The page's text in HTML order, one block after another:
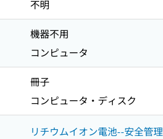
不明
機器不用
コンピュータ
冊子
コンピュータ・ディスク
リチウムイオン電池--安全管理